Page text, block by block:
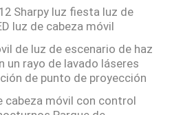
Sharpy luz fiesta luz de
luz de cabeza móvil
de luz de escenario de haz
un rayo de lavado láseres
de punto de proyección
cabeza móvil con control